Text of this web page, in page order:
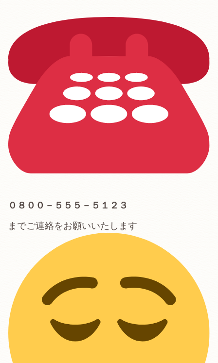
０８００－５５５－５１２３
までご連絡をお願いいたします